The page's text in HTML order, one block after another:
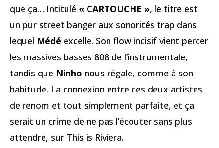
que ça… Intitulé « CARTOUCHE », le titre est
un pur street banger aux sonorités trap dans
lequel Médé excelle. Son flow incisif vient percer
les massives basses 808 de l’instrumentale,
tandis que Ninho nous régale, comme à son
habitude. La connexion entre ces deux artistes
de renom et tout simplement parfaite, et ça
serait un crime de ne pas l’écouter sans plus
attendre, sur This is Riviera.